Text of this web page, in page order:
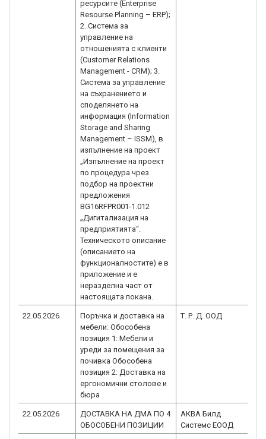
ресурсите (Enterprise
Resourse Planning – ERP);
2. Система за
управление на
отношенията с клиенти
(Customer Relations
Management - CRM); 3.
Система за управление
на съхранението и
споделянето на
информация (Information
Storage and Sharing
Management – ISSM), в
изпълнение на проект
„Изпълнение на проект
по процедура чрез
подбор на проектни
предложения
BG16RFPR001-1.012
„Дигитализация на
предприятията“.
Техническото описание
(описанието на
функционалностите) е в
приложение и е
неразделна част от
настоящата покана.
22.05.2026
Поръчка и доставка на
мебели: Обособена
позиция 1: Мебели и
уреди за помещения за
почивка Обособена
позиция 2: Доставка на
ергономични столове и
бюра
Т. Р. Д. ООД
22.05.2026
ДОСТАВКА НА ДМА ПО 4
ОБОСОБЕНИ ПОЗИЦИИ
АКВА Билд
Системс ЕООД